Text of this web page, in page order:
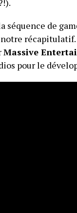
séquence de
Massive
pour le